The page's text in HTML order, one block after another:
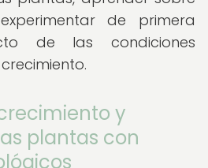
de primera
de las condiciones
y
plantas con